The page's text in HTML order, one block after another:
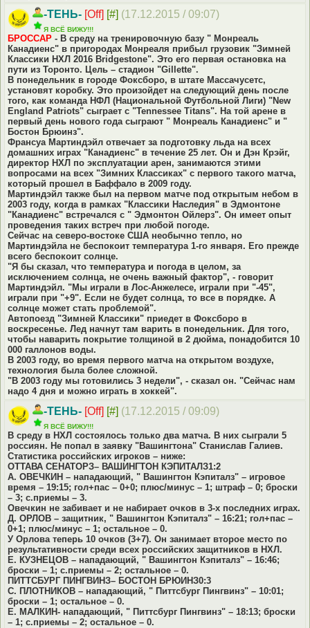
-ТЕНЬ- [Off] [#] (17.12.2015 / 09:07)
Я ВСЁ ВИЖУ!!!
БРОССАР - В среду на тренировочную базу " Монреаль
Канадиенс" в пригородах Монреаля прибыл грузовик "Зимней
Классики НХЛ 2016 Bridgestone". Это его первая остановка на
пути из Торонто. Цель – стадион "Gillette".
В понедельник в городе Фоксборо, в штате Массачусетс,
установят коробку. Это произойдет на следующий день после
того, как команда НФЛ (Национальной Футбольной Лиги) "New
England Patriots" сыграет с "Tennessee Titans". На той арене в
первый день нового года сыграют " Монреаль Канадиенс" и "
Бостон Брюинз".
Франсуа Мартиндэйл отвечает за подготовку льда на всех
домашних играх "Канадиенс" в течение 25 лет. Он и Дэн Крэйг,
директор НХЛ по эксплуатации арен, занимаются этими
вопросами на всех "Зимних Классиках" с первого такого матча,
который прошел в Баффало в 2009 году.
Мартиндэйл также был на первом матче под открытым небом в
2003 году, когда в рамках "Классики Наследия" в Эдмонтоне
"Канадиенс" встречался с " Эдмонтон Ойлерз". Он имеет опыт
проведения таких встреч при любой погоде.
Сейчас на северо-востоке США необычно тепло, но
Мартиндэйла не беспокоит температура 1-го января. Его прежде
всего беспокоит солнце.
"Я бы сказал, что температура и погода в целом, за
исключением солнца, не очень важный фактор", - говорит
Мартиндэйл. "Мы играли в Лос-Анжелесе, играли при "-45",
играли при "+9". Если не будет солнца, то все в порядке. А
солнце может стать проблемой".
Автопоезд "Зимней Классики" приедет в Фоксборо в
воскресенье. Лед начнут там варить в понедельник. Для того,
чтобы наварить покрытие толщиной в 2 дюйма, понадобится 10
000 галлонов воды.
В 2003 году, во время первого матча на открытом воздухе,
технология была более сложной.
"В 2003 году мы готовились 3 недели", - сказал он. "Сейчас нам
надо 4 дня и можно играть в хоккей".
-ТЕНЬ- [Off] [#] (17.12.2015 / 09:09)
Я ВСЁ ВИЖУ!!!
В среду в НХЛ состоялось только два матча. В них сыграли 5
россиян. Не попал в заявку "Вашингтона" Станислав Галиев.
Статистика российских игроков – ниже:
ОТТАВА СЕНАТОРЗ– ВАШИНГТОН КЭПИТАЛЗ1:2
А. ОВЕЧКИН – нападающий, " Вашингтон Кэпиталз" – игровое
время – 19:15; гол+пас – 0+0; плюс/минус – 1; штраф – 0; броски
– 3; с.приемы – 3.
Овечкин не забивает и не набирает очков в 3-х последних играх.
Д. ОРЛОВ – защитник, " Вашингтон Кэпиталз" – 16:21; гол+пас –
0+1; плюс/минус – 1; остальное – 0.
У Орлова теперь 10 очков (3+7). Он занимает второе место по
результативности среди всех российских защитников в НХЛ.
Е. КУЗНЕЦОВ – нападающий, " Вашингтон Кэпиталз" – 16:46;
броски – 1; с.приемы – 2; остальное – 0.
ПИТТСБУРГ ПИНГВИНЗ– БОСТОН БРЮИНЗ0:3
С. ПЛОТНИКОВ – нападающий, " Питтсбург Пингвинз" – 10:01;
броски – 1; остальное – 0.
Е. МАЛКИН- нападающий, " Питтсбург Пингвинз" – 18:13; броски
– 1; с.приемы – 2; остальное – 0.